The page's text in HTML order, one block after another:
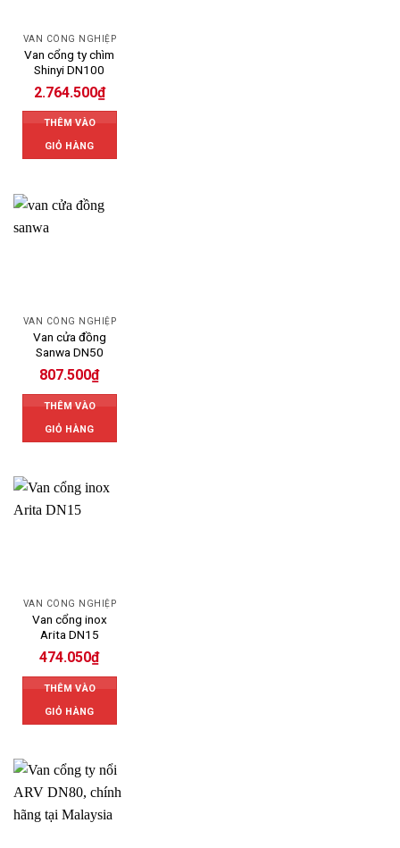
VAN CÔNG NGHIỆP
Van cổng ty chìm
Shinyi DN100
2.764.500₫
THÊM VÀO
GIỎ HÀNG
VAN CÔNG NGHIỆP
Van cửa đồng
Sanwa DN50
807.500₫
THÊM VÀO
GIỎ HÀNG
VAN CÔNG NGHIỆP
Van cổng inox
Arita DN15
474.050₫
THÊM VÀO
GIỎ HÀNG